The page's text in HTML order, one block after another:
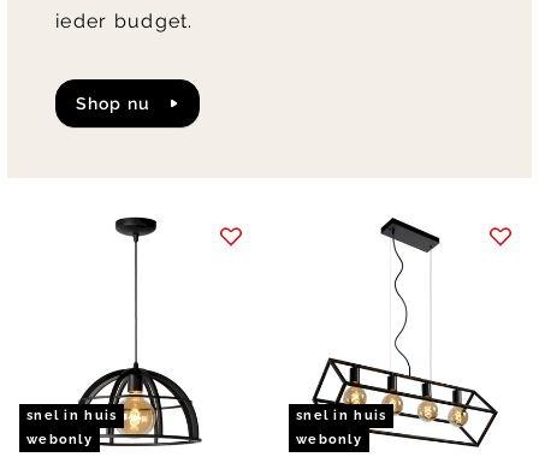
snel in huis
webonly
snel in huis
webonly
ieder budget.
shop nu